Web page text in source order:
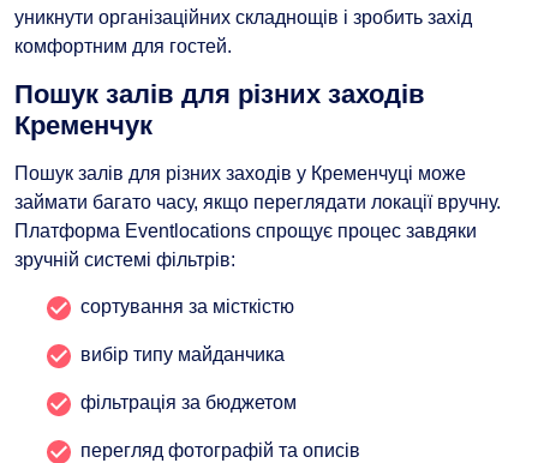
уникнути організаційних складнощів і зробить захід
комфортним для гостей.
Пошук залів для різних заходів
Кременчук
Пошук залів для різних заходів у Кременчуці може
займати багато часу, якщо переглядати локації вручну.
Платформа Eventlocations спрощує процес завдяки
зручній системі фільтрів:
сортування за місткістю
вибір типу майданчика
фільтрація за бюджетом
перегляд фотографій та описів